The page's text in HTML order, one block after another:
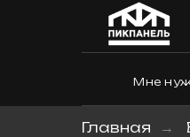
Мне
Главная →